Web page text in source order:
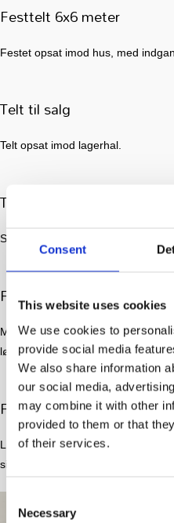
Consent
This website uses cookies
We use cookies to
provide social media
We also share information
our social media,
may combine it with other
provided to them or that
of their services.
Selection
Necessary
Festtelt 6x6 meter
Festet opsat imod hus, med
Telt til salg
Telt opsat imod lagerhal.
Telt til åbent hus
Siderne kan tages af.
Festtelt opsat i mod hus
Mangler du lidt plads til din næste
løsningen.
Fest telt 3x6 m
Lille festtelt opsat på terrasse ind
sidste plads man mangler i stuen.